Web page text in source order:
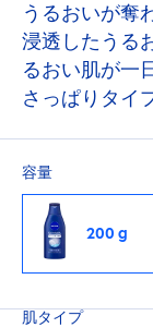
うるおいが奪
浸透したうる
るおい肌が一
さっぱりタイ
容量
200 g
肌タイプ